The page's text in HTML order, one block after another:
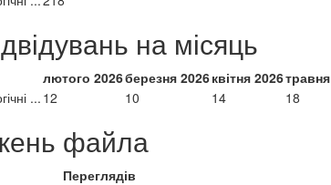
на місяць
лютого 2026березня 2026квітня 2026
... 12 10 14 18
файла
Переглядів